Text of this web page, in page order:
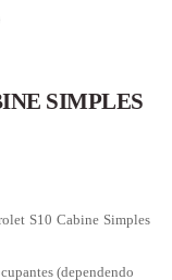
SIMPLES
Simples
(dependendo